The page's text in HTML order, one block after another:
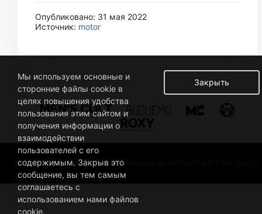
Опубликовано: 31 мая 2022
Источник: motor
© 2019 BUSINESSMAN. ВСЕ ПРАВА ЗАЩИЩЕНЫ. РАЗРАБОТАНО В MC DESIGN.
Закрыть
Мы используем основные и
сторонние файлы cookie в
целях повышения удобства
пользования этим сайтом и
получения информации о
взаимодействии
пользователей с его
содержимым. Закрыв это
сообщение, вы тем самым
соглашаетесь с
использованием нами файлов
cookie.